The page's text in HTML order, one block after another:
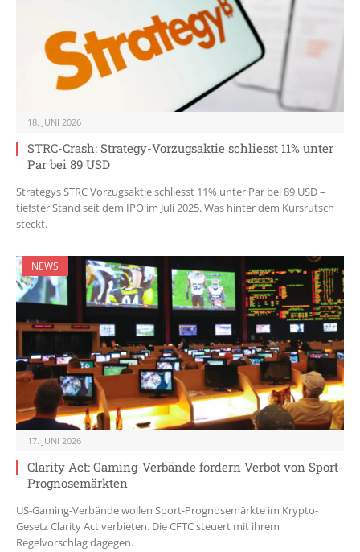
18. JUNI 2026
STRC-Crash: Strategy-Vorzugsaktie schliesst 11% unter
Par bei 89 USD
Strategys STRC Vorzugsaktie schliesst 11% unter Par bei 89 USD –
tiefster Stand seit dem IPO im Juli 2025. Was hinter dem Kursrutsch
steckt.
NEWS
17. JUNI 2026
Clarity Act: Gaming-Verbände fordern Verbot von Sport-
Prognosemärkten
US-Gaming-Verbände wollen Sport-Prognosemärkte im Krypto-
Gesetz Clarity Act verbieten. Die CFTC steuert mit ihrem
Regelvorschlag dagegen.